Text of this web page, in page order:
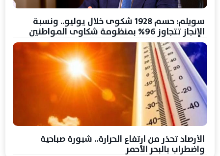
سويلم: حسم 1928 شكوى خلال يوليو.. ونسبة
الإنجاز تتجاوز 96% بمنظومة شكاوى المواطنين
الأرصاد تحذر من ارتفاع الحرارة.. شبورة صباحية
واضطراب بالبحر الأحمر